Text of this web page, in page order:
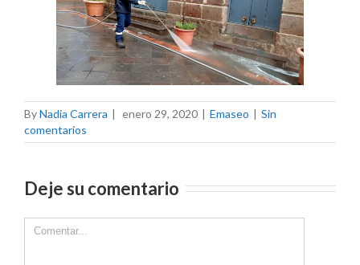
ByNadia Carrera | enero 29, 2020 | Emaseo | Sin
comentarios
Deje su comentario
Comment